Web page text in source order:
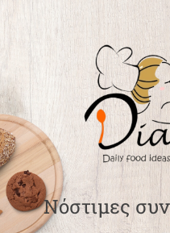
Νόστιμες